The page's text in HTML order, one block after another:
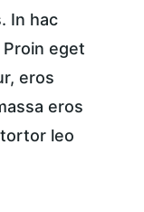
In hac
eget
eros
eros
leo